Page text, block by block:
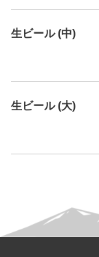
生ビール (中)
生ビール (大)